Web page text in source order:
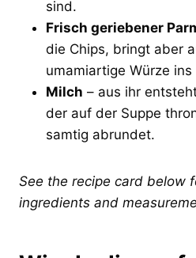
sind.
Frisch geriebener
die Chips, bringt aber
umamiartige Würze ins
Milch – aus ihr
der auf der Suppe
samtig abrundet.
See the recipe card below
ingredients and